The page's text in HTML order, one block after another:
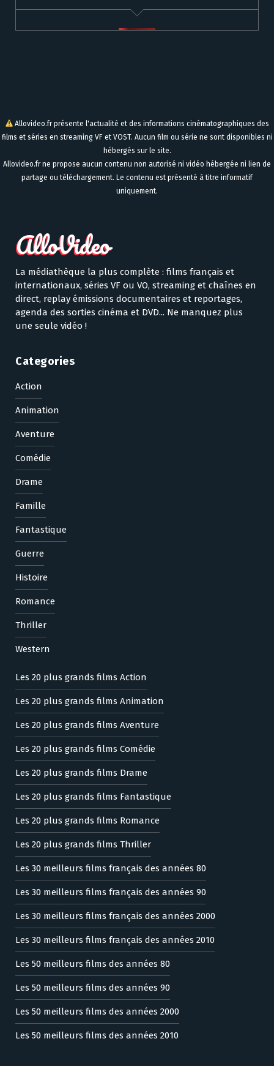
Allovideo.fr présente l'actualité et des informations cinématographiques des
films et séries en streaming VF et VOST. Aucun film ou série ne sont disponibles ni
hébergés sur le site.
Allovideo.fr ne propose aucun contenu non autorisé ni vidéo hébergée ni lien de
partage ou téléchargement. Le contenu est présenté à titre informatif
uniquement.
La médiathèque la plus complète : films français et
internationaux, séries VF ou VO, streaming et chaînes en
direct, replay émissions documentaires et reportages,
agenda des sorties cinéma et DVD... Ne manquez plus
une seule vidéo !
Categories
Action
Animation
Aventure
Comédie
Drame
Famille
Fantastique
Guerre
Histoire
Romance
Thriller
Western
Les 20 plus grands films Action
Les 20 plus grands films Animation
Les 20 plus grands films Aventure
Les 20 plus grands films Comédie
Les 20 plus grands films Drame
Les 20 plus grands films Fantastique
Les 20 plus grands films Romance
Les 20 plus grands films Thriller
Les 30 meilleurs films français des années 80
Les 30 meilleurs films français des années 90
Les 30 meilleurs films français des années 2000
Les 30 meilleurs films français des années 2010
Les 50 meilleurs films des années 80
Les 50 meilleurs films des années 90
Les 50 meilleurs films des années 2000
Les 50 meilleurs films des années 2010